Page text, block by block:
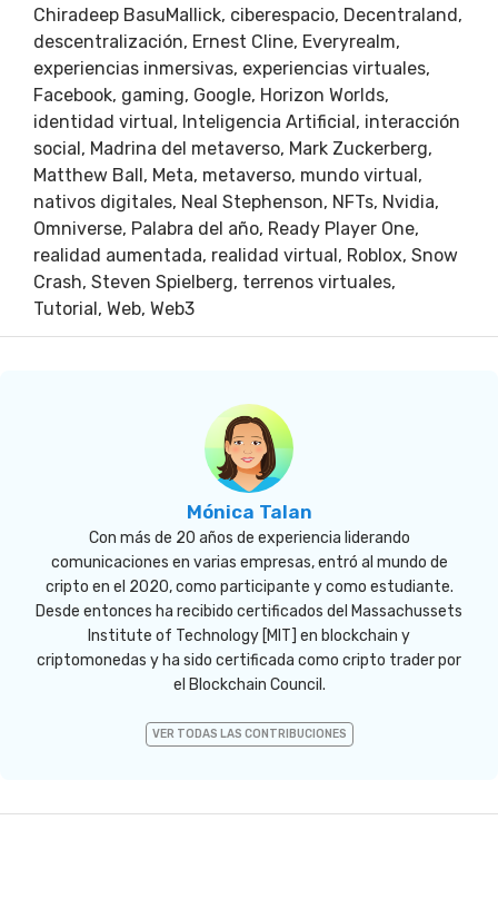
Chiradeep BasuMallick, ciberespacio, Decentraland,
descentralización, Ernest Cline, Everyrealm,
experiencias inmersivas, experiencias virtuales,
Facebook, gaming, Google, Horizon Worlds,
identidad virtual, Inteligencia Artificial, interacción
social, Madrina del metaverso, Mark Zuckerberg,
Matthew Ball, Meta, metaverso, mundo virtual,
nativos digitales, Neal Stephenson, NFTs, Nvidia,
Omniverse, Palabra del año, Ready Player One,
realidad aumentada, realidad virtual, Roblox, Snow
Crash, Steven Spielberg, terrenos virtuales,
Tutorial, Web, Web3
Mónica Talan
Con más de 20 años de experiencia liderando
comunicaciones en varias empresas, entró al mundo de
cripto en el 2020, como participante y como estudiante.
Desde entonces ha recibido certificados del Massachussets
Institute of Technology [MIT] en blockchain y
criptomonedas y ha sido certificada como cripto trader por
el Blockchain Council.
VER TODAS LAS CONTRIBUCIONES